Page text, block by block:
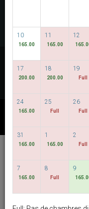
Hotel
Hong Kong
français
10
165.00
11
165.00
12
17
200.00
18
200.00
19
Full
24
165.00
25
Full
26
Full
31
165.00
1
165.00
2
Full
7
165.00
8
Full
9